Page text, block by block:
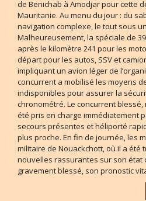
de Benichab à Amodjar pour cette
Mauritanie. Au menu du jour : du
navigation complexe, le tout sous
Malheureusement, la spéciale de
après le kilomètre 241 pour les
départ pour les autos, SSV et
impliquant un avion léger de
concurrent a mobilisé les moyens
indisponibles pour assurer la
chronométré. Le concurrent blessé,
été pris en charge immédiatement
secours présentes et héliporté
plus proche. En fin de journée, les
militaire de Nouackchott, où il a été
nouvelles rassurantes sur son état
gravement blessé, son pronostic